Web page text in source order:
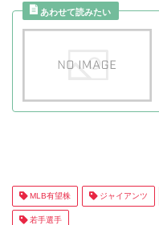
MLB有望株 ジャイアンツ
若手選手